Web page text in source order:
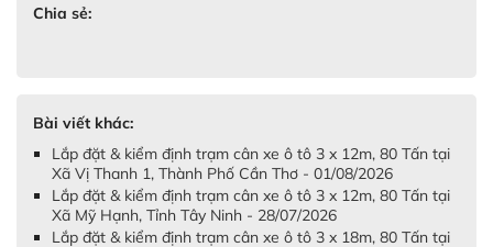
Chia sẻ:
Bài viết khác:
Lắp đặt & kiểm định trạm cân xe ô tô 3 x 12m, 80 Tấn tại
Xã Vị Thanh 1, Thành Phố Cần Thơ - 01/08/2026
Lắp đặt & kiểm định trạm cân xe ô tô 3 x 12m, 80 Tấn tại
Xã Mỹ Hạnh, Tỉnh Tây Ninh - 28/07/2026
Lắp đặt & kiểm định trạm cân xe ô tô 3 x 18m, 80 Tấn tại